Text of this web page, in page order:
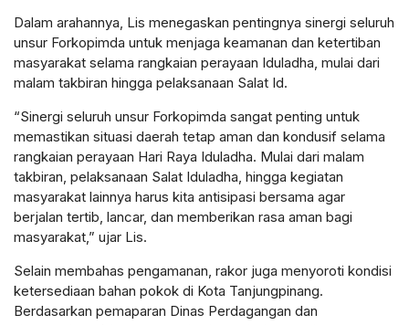
Dalam arahannya, Lis menegaskan pentingnya sinergi seluruh
unsur Forkopimda untuk menjaga keamanan dan ketertiban
masyarakat selama rangkaian perayaan Iduladha, mulai dari
malam takbiran hingga pelaksanaan Salat Id.
“Sinergi seluruh unsur Forkopimda sangat penting untuk
memastikan situasi daerah tetap aman dan kondusif selama
rangkaian perayaan Hari Raya Iduladha. Mulai dari malam
takbiran, pelaksanaan Salat Iduladha, hingga kegiatan
masyarakat lainnya harus kita antisipasi bersama agar
berjalan tertib, lancar, dan memberikan rasa aman bagi
masyarakat,” ujar Lis.
Selain membahas pengamanan, rakor juga menyoroti kondisi
ketersediaan bahan pokok di Kota Tanjungpinang.
Berdasarkan pemaparan Dinas Perdagangan dan